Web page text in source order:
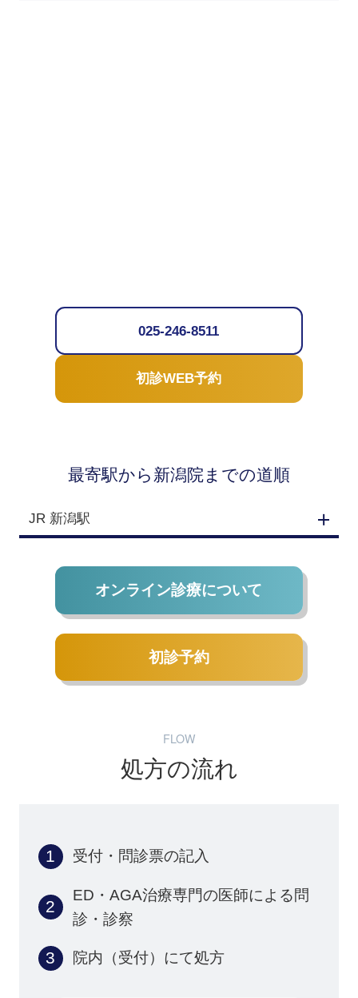
025-246-8511
初診WEB予約
最寄駅から新潟院までの道順
JR 新潟駅
オンライン診療について
初診予約
FLOW
処方の流れ
受付・問診票の記入
ED・AGA治療専門の医師による問
診・診察
院内（受付）にて処方